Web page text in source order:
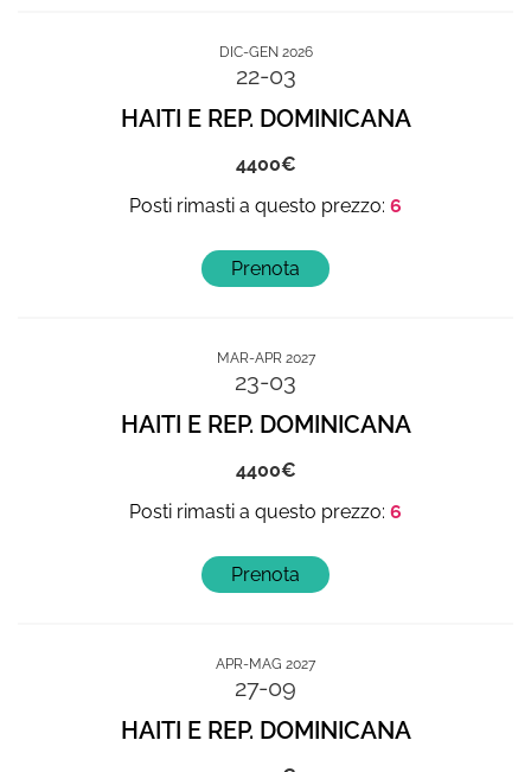
DIC-GEN 2026
22-03
HAITI E REP. DOMINICANA
4400
6
MAR-APR 2027
23-03
HAITI E REP. DOMINICANA
4400
6
APR-MAG 2027
27-09
HAITI E REP. DOMINICANA